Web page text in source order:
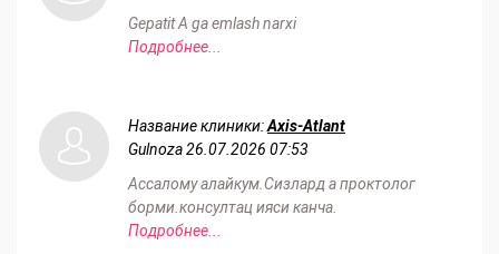
Gepatit A ga emlash narxi
Подробнее...
Название клиники:Axis-Atlant
Gulnoza26.07.2026 07:53
Ассалому алайкум.Сизлард а проктолог
борми.консултац ияси канча.
Подробнее...